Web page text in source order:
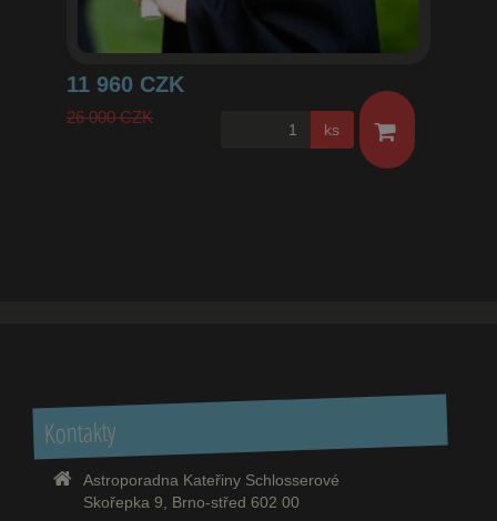
26 000 CZK
11 960 CZK
ks
Kontakty
Astroporadna Kateřiny Schlosserové
Skořepka 9, Brno-střed 602 00